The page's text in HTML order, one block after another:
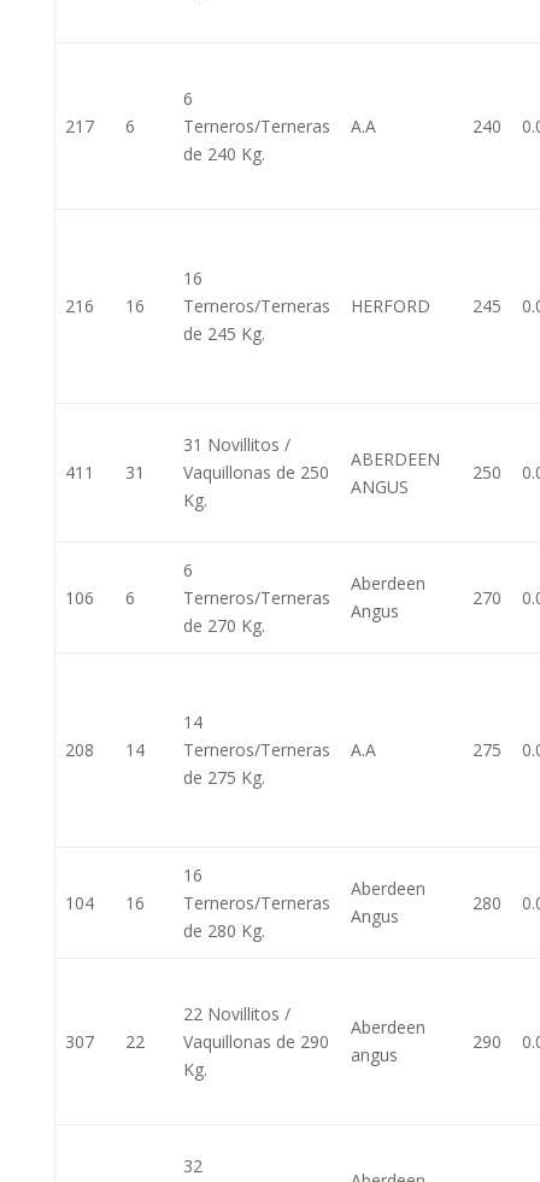
217 6
6
Terneros/Terneras
de 240 Kg.
A.A 240
216 16
16
Terneros/Terneras
de 245 Kg.
HERFORD 245
411 31
31 Novillitos /
Vaquillonas de 250
Kg.
ABERDEEN
ANGUS
250
106 6
6
Terneros/Terneras
de 270 Kg.
Aberdeen
Angus
270
208 14
14
Terneros/Terneras
de 275 Kg.
A.A 275
104 16
16
Terneros/Terneras
de 280 Kg.
Aberdeen
Angus
280
307 22
22 Novillitos /
Vaquillonas de 290
Kg.
Aberdeen
angus
290
32